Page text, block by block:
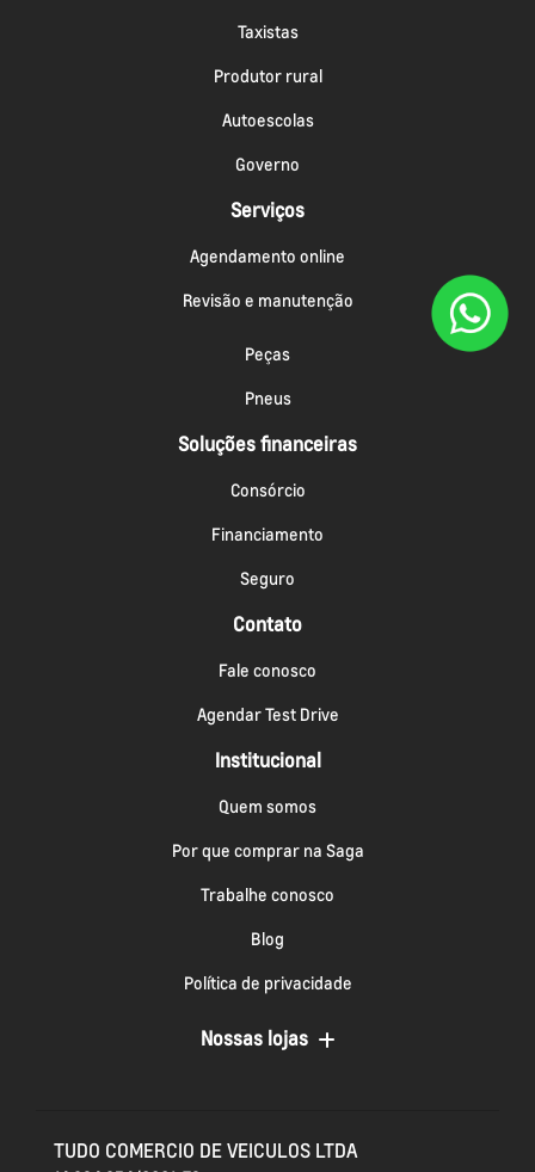
Taxistas
Produtor rural
Autoescolas
Governo
Serviços
Agendamento online
Revisão e manutenção
Peças
Pneus
Soluções financeiras
Consórcio
Financiamento
Seguro
Contato
Fale conosco
Agendar Test Drive
Institucional
Quem somos
Por que comprar na Saga
Trabalhe conosco
Blog
Política de privacidade
Nossas lojas
TUDO COMERCIO DE VEICULOS LTDA